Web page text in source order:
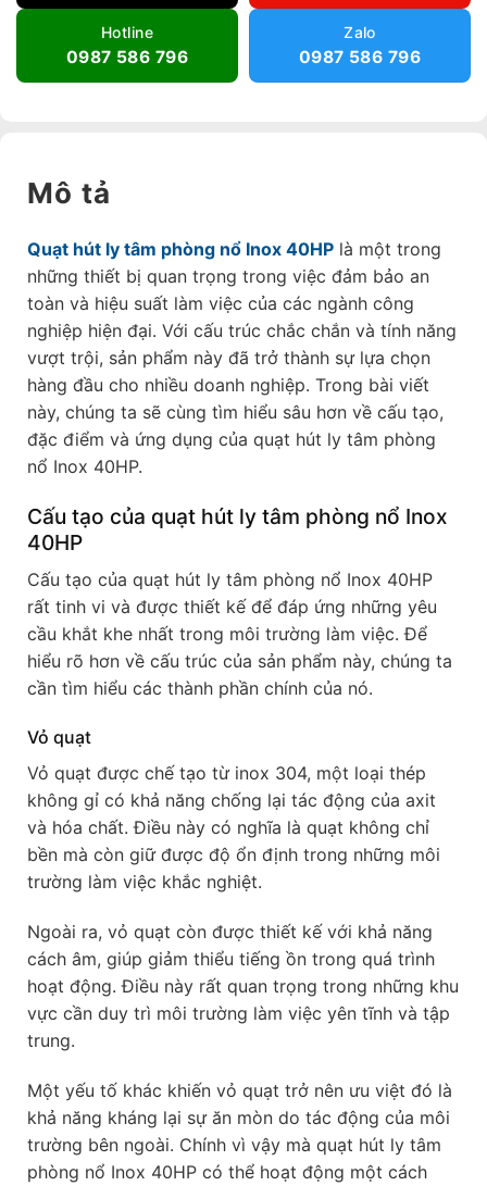
Hotline
0987 586 796
Zalo
0987 586 796
Mô tả
Quạt hút ly tâm phòng nổ Inox 40HP là một trong
những thiết bị quan trọng trong việc đảm bảo an
toàn và hiệu suất làm việc của các ngành công
nghiệp hiện đại. Với cấu trúc chắc chắn và tính năng
vượt trội, sản phẩm này đã trở thành sự lựa chọn
hàng đầu cho nhiều doanh nghiệp. Trong bài viết
này, chúng ta sẽ cùng tìm hiểu sâu hơn về cấu tạo,
đặc điểm và ứng dụng của quạt hút ly tâm phòng
nổ Inox 40HP.
Cấu tạo của quạt hút ly tâm phòng nổ Inox
40HP
Cấu tạo của quạt hút ly tâm phòng nổ Inox 40HP
rất tinh vi và được thiết kế để đáp ứng những yêu
cầu khắt khe nhất trong môi trường làm việc. Để
hiểu rõ hơn về cấu trúc của sản phẩm này, chúng ta
cần tìm hiểu các thành phần chính của nó.
Vỏ quạt
Vỏ quạt được chế tạo từ inox 304, một loại thép
không gỉ có khả năng chống lại tác động của axit
và hóa chất. Điều này có nghĩa là quạt không chỉ
bền mà còn giữ được độ ổn định trong những môi
trường làm việc khắc nghiệt.
Ngoài ra, vỏ quạt còn được thiết kế với khả năng
cách âm, giúp giảm thiểu tiếng ồn trong quá trình
hoạt động. Điều này rất quan trọng trong những khu
vực cần duy trì môi trường làm việc yên tĩnh và tập
trung.
Một yếu tố khác khiến vỏ quạt trở nên ưu việt đó là
khả năng kháng lại sự ăn mòn do tác động của môi
trường bên ngoài. Chính vì vậy mà quạt hút ly tâm
phòng nổ Inox 40HP có thể hoạt động một cách